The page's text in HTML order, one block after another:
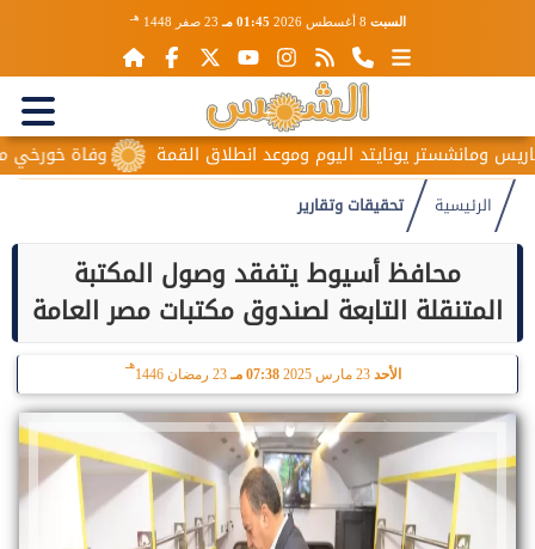
السبت 01:45 مـ 23 صفر 1448 هـ
وفاة خورخي ميسي يونايتد اليوم وموعد انطلاق القمة
الرئيسية تحقيقات وتقارير
محافظ أسيوط يتفقد وصول المكتبة
المتنقلة التابعة لصندوق مكتبات مصر العامة
الأحد 23 مارس 2025 07:38 مـ 23 رمضان 1446
هـ